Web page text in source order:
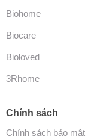
Biohome
Biocare
Bioloved
3Rhome
Chính sách
Chính sách bảo mật